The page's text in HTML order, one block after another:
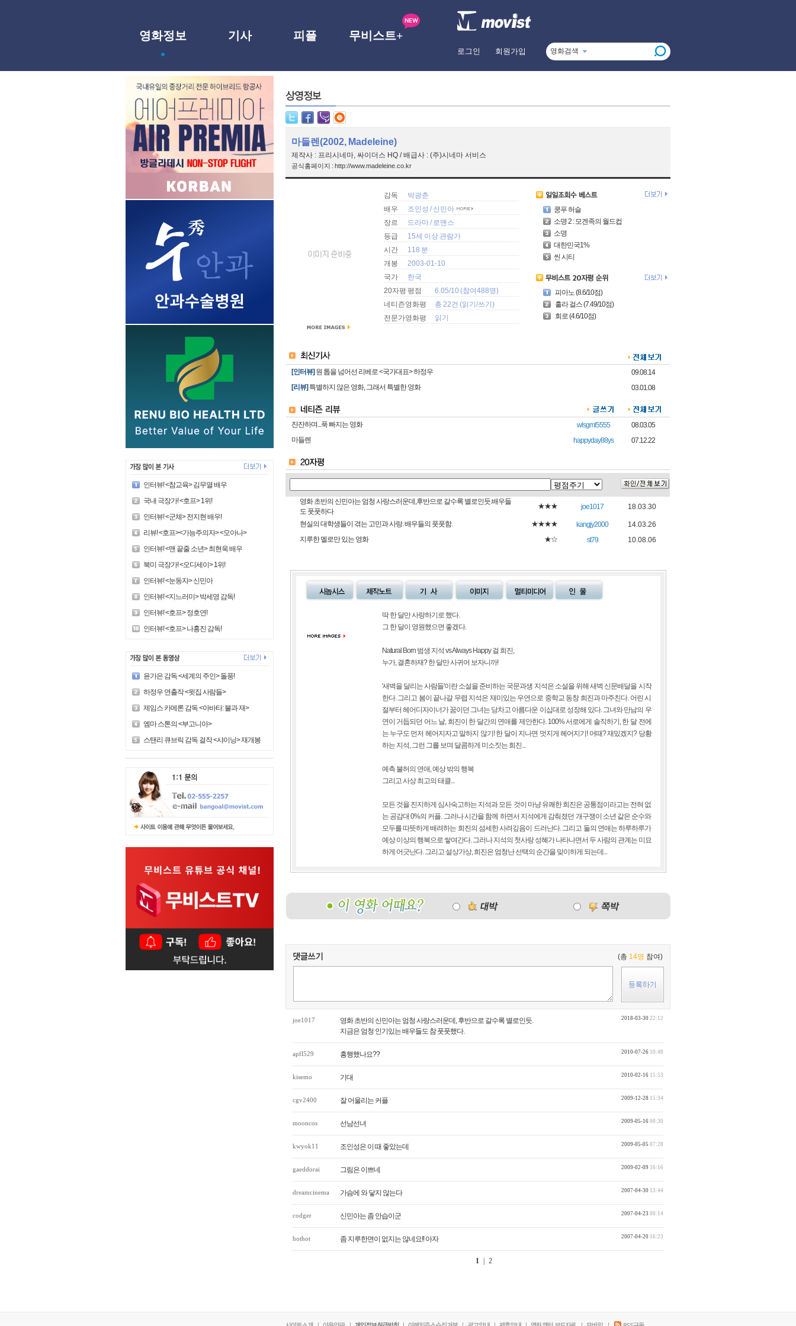
영화정보 기사 피플 무비스트+
로그인 회원가입 영화검색
인터뷰! <참교육> 김무열 배우
국내 극장가! <호프> 1위!
인터뷰! <군체> 전지현 배우!
리뷰! <호프><가능주의자> <모아나>
인터뷰! <맨 끝줄 소년> 최현욱 배우
북미 극장가! <오디세이> 1위!
인터뷰! <눈동자> 신민아
인터뷰! <지느러미> 박세영 감독!
인터뷰! <호프> 정호연!
인터뷰! <호프> 나홍진 감독!
윤가은 감독 <세계의 주인> 돌풍!
하정우 연출작 <윗집 사람들>
제임스 카메론 감독 <아바타: 불과 재>
엠마 스톤의 <부고니아>
스탠리 큐브릭 감독 걸작 <샤이닝> 재개봉!
마들렌(2002, Madeleine)
제작사 : 프리시네마, 싸이더스 HQ / 배급사 : (주)시네마 서비스
공식홈페이지 : http://www.madeleine.co.kr
감독
박광춘
배우
조인성 /신민아
장르
드라마/로맨스
등급
15세 이상 관람가
시간
118 분
개봉
2003-01-10
국가
한국
20자평 평점
6.05/10 (참여488명)
네티즌영화평
총 22건 (읽기 /쓰기 )
전문가영화평
읽기
쿵푸 허슬
소명 2 : 모겐족의 월드컵
소명
대한민국1%
씬 시티
피아노 (8.6/10점)
훌라 걸스 (7.49/10점)
회로 (4.6/10점)
[인터뷰] 원 톱을 넘어선 리베로 <국가대표> 하정우
09.08.14
[리뷰] 특별하지 않은 영화, 그래서 특별한 영화 03.01.08
잔잔하며...푹 빠지는 영화 wlsgml5555
08.03.05
마들렌
happyday88ys 07.12.22
영화 초반의 신민아는 엄청 사랑스러운데,후반으로 갈수록 별로인듯.배우들
도 풋풋하다
★★★ joe1017 18.03.30
현실의 대학생들이 겪는 고민과 사랑. 배우들의 풋풋함. ★★★★ kangjy2000
14.03.26
지루한 멜로만 있는 영화
★☆ st79 10.08.06
딱 한 달만 사랑하기로 했다.
그 한 달이 영원했으면 좋겠다.
Natural Born 범생 지석 vs Always Happy 걸 희진,
누가, 결혼하재? 한 달만 사귀어 보자니까!
'새벽을 달리는 사람들'이란 소설을 준비하는 국문과생 지석은 소설을 위해 새벽 신문배달을 시작
한다. 그리고 봄이 끝나갈 무렵 지석은 재미있는 우연으로 중학교 동창 희진과 마주친다. 어린 시
절부터 헤어디자이너가 꿈이던 그녀는 당차고 아름다운 이십대로 성장해 있다. 그녀와 만남의 우
연이 거듭되던 어느 날, 희진이 한 달간의 연애를 제안한다. 100% 서로에게 솔직하기, 한 달 전에
는 누구도 먼저 헤어지자고 말하지 않기! 한 달이 지나면 멋지게 헤어지기! 어때? 재밌겠지? 당황
하는 지석, 그런 그를 보며 달콤하게 미소짓는 희진...
예측 불허의 연애, 예상 밖의 행복
그리고 사상 최고의 태클...
모든 것을 진지하게 심사숙고하는 지석과 모든 것이 마냥 유쾌한 희진은 공통점이라고는 전혀 없
는 공감대 0%의 커플. 그러나 시간을 함께 하면서 지석에게 감춰졌던 개구쟁이 소년 같은 순수와
모두를 따뜻하게 배려하는 희진의 섬세한 사려깊음이 드러난다. 그리고 둘의 연애는 하루하루가
예상 이상의 행복으로 쌓여간다. 그러나 지석의 첫사랑 성혜가 나타나면서 두 사람의 관계는 미묘
하게 어긋난다. 그리고 설상가상, 희진은 엄청난 선택의 순간을 맞이하게 되는데...
(총 14명 참여)
joe1017
영화 초반의 신민아는 엄청 사랑스러운데, 후반으로 갈수록 별로인듯.
지금은 엄청 인기있는 배우들도 참 풋풋했다.
2018-03-30 22:12
apfl529 흥행했나요?? 2010-07-26 10:48
kisemo 기대 2010-02-16 15:53
cgv2400 잘 어울리는 커플 2009-12-28 15:34
mooncos 선남선녀 2009-05-16 00:30
kwyok11 조인성은 이 때 좋았는데 2009-05-05 07:28
gaeddorai 그림은 이쁘네 2009-02-09 16:16
dreamcinema 가슴에 와 닿지 않는다 2007-04-30 13:44
codger 신민아는 좀 안습이군 2007-04-23 00:14
hothot 좀 지루한면이 없지는 않네요!! 아자 2007-04-20 16:23
1 | 2